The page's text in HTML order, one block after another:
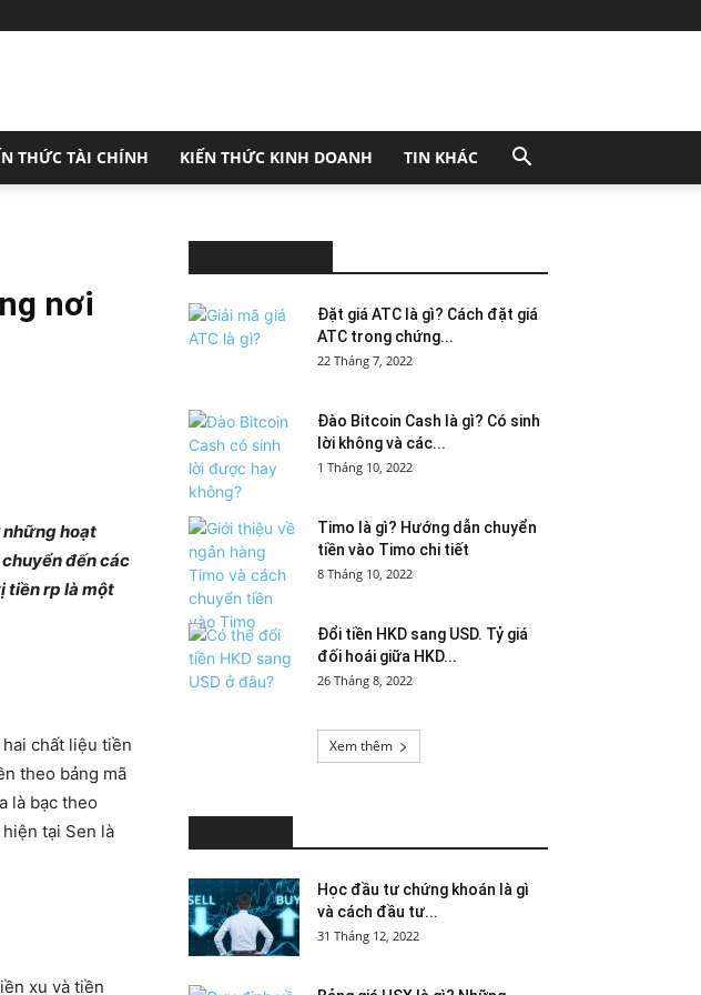
THỨC TÀI CHÍNH KIẾN THỨC KINH DOANH TIN KHÁC
nơi
những hoạt
đến các
tiền rp là một
chất liệu tiền
theo bảng mã
là bạc theo
tại Sen là
xu và tiền
Đặt giá ATC là gì? Cách đặt giá
ATC trong chứng...
22 Tháng 7, 2022
Đào Bitcoin Cash là gì? Có sinh
lời không và các...
1 Tháng 10, 2022
Timo là gì? Hướng dẫn chuyển
tiền vào Timo chi tiết
8 Tháng 10, 2022
Đổi tiền HKD sang USD. Tỷ giá
đối hoái giữa HKD...
26 Tháng 8, 2022
Xem thêm
Học đầu tư chứng khoán là gì
và cách đầu tư...
31 Tháng 12, 2022